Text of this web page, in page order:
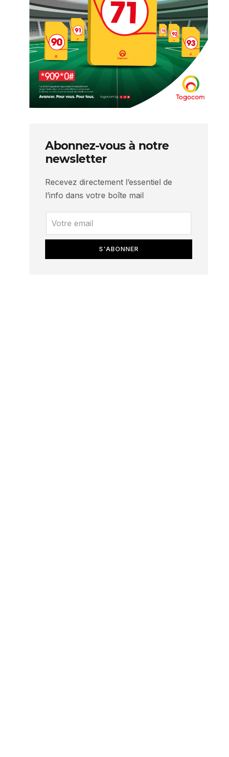
Abonnez-vous à notre
newsletter
Recevez directement l’essentiel de
l’info dans votre boîte mail
S'ABONNER